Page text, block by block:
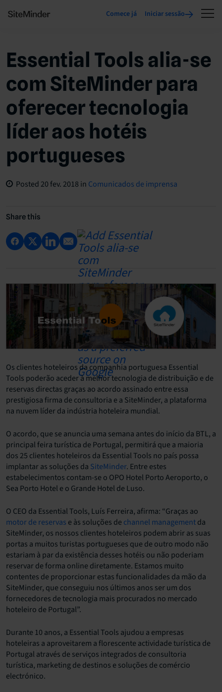
Comece já Iniciar sessão
Essential Tools alia-se
com SiteMinder para
oferecer tecnologia
líder aos hotéis
portugueses
Posted 20 fev. 2018 in Comunicados de imprensa
Share this
Os clientes hoteleiros da companhia portuguesa Essential
Tools poderão aceder à melhor tecnologia de distribuição e de
reservas directas graças ao acordo assinado entre essa
prestigiosa firma de consultoria e a SiteMinder, a plataforma
na nuvem líder da indústria hoteleira mundial.
O acordo, que se anuncia uma semana antes do início da BTL, a
principal feira turística de Portugal, permitirá que a maioria
dos 25 clientes hoteleiros da Essential Tools no país possa
implantar as soluções da SiteMinder. Entre estes
estabelecimentos contam-se o OPO Hotel Porto Aeroporto, o
Sea Porto Hotel e o Grande Hotel de Luso.
O CEO da Essential Tools, Luís Ferreira, afirma: “Graças ao
motor de reservas e às soluções de channel managementda
SiteMinder, os nossos clientes hoteleiros podem abrir as suas
portas a muitos turistas portugueses que de outro modo não
estariam à par da existência desses hotéis ou não poderiam
reservar de forma online diretamente. Estamos muito
contentes de proporcionar estas funcionalidades da mão da
SiteMinder, que conseguiu nos últimos anos ser um dos
fornecedores de tecnologia mais procurados no mercado
hoteleiro de Portugal”.
Durante 10 anos, a Essential Tools ajudou a empresas
hoteleiras a aproveitarem a florescente actividade turística de
Portugal através de serviços integrados de consultoria
turística, marketing de destinos e soluções de comércio
electrónico.